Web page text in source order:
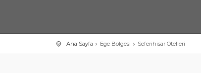
Ana Sayfa Ege Bölgesi Seferihisar Otelleri